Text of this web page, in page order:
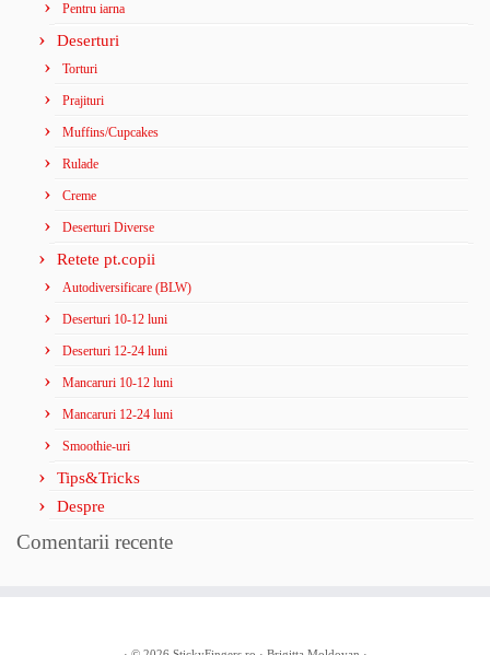
Pentru iarna
Deserturi
Torturi
Prajituri
Muffins/Cupcakes
Rulade
Creme
Deserturi Diverse
Retete pt.copii
Autodiversificare (BLW)
Deserturi 10-12 luni
Deserturi 12-24 luni
Mancaruri 10-12 luni
Mancaruri 12-24 luni
Smoothie-uri
Tips&Tricks
Despre
Comentarii recente